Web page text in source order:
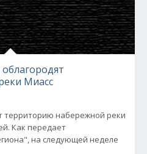
Миасс
территорию набережной реки
Как передает
на следующей неделе